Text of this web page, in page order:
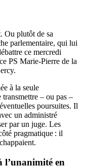
Ou plutôt de sa
parlementaire, qui lui
ce mercredi
PS Marie-Pierre de la
à la seule
– ou pas –
poursuites. Il
un administré
par un juge. Les
pragmatique : il
l’unanimité en